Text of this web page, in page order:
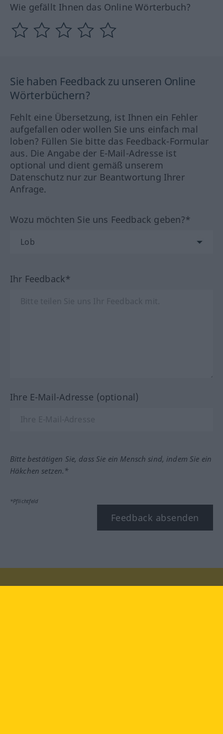
Wie gefällt Ihnen das Online Wörterbuch?
Sie haben Feedback zu unseren Online
Wörterbüchern?
Fehlt eine Übersetzung, ist Ihnen ein Fehler
aufgefallen oder wollen Sie uns einfach mal
loben? Füllen Sie bitte das Feedback-Formular
aus. Die Angabe der E-Mail-Adresse ist
optional und dient gemäß unserem
Datenschutz nur zur Beantwortung Ihrer
Anfrage.
Wozu möchten Sie uns Feedback geben?*
Ihr Feedback*
Ihre E-Mail-Adresse (optional)
Bitte bestätigen Sie, dass Sie ein Mensch sind, indem Sie ein
Häkchen setzen.*
*Pflichtfeld
Feedback absenden